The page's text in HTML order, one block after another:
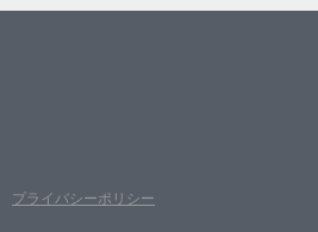
プライバシーポリシー